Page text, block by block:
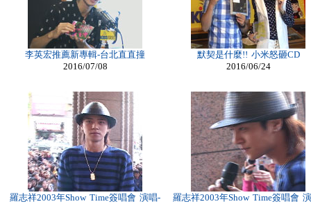
李英宏推薦新專輯-台北直直撞
2016/07/08
默契是什麼!! 小米怒砸CD
2016/06/24
羅志祥2003年Show Time簽唱會 演唱-
羅志祥2003年Show Time簽唱會